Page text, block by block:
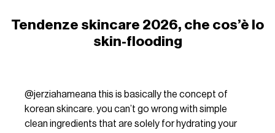
Tendenze skincare 2026, che cos’è lo
skin-flooding
@jerziahameanathis is basically the concept of
korean skincare. you can’t go wrong with simple
clean ingredients that are solely for hydrating your